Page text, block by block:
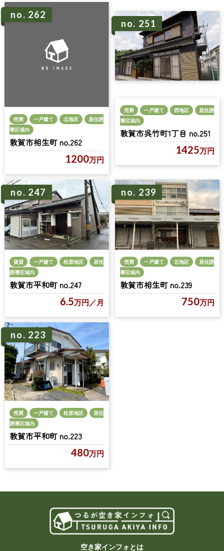
no. 262
売買 一戸建て 北地区
居住誘
導区域内
敦賀市相生町 no.262
1200万円
no. 251
売買 一戸建て 西地区
居住誘
導区域内
敦賀市呉竹町1丁目 no.251
1425万円
no. 247
賃貸 一戸建て 松原地区
居住
誘導区域内
敦賀市平和町 no.247
6.5万円 ／月
no. 239
売買 一戸建て 北地区
居住誘
導区域内
敦賀市相生町 no.239
750万円
no. 223
売買 一戸建て 松原地区
居住
誘導区域内
敦賀市平和町 no.223
480万円
空き家インフォとは